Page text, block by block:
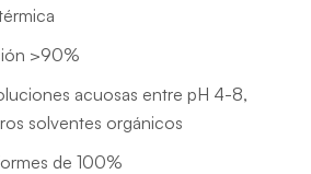
>90%
acuosas entre pH 4-8,
solventes orgánicos
de 100%